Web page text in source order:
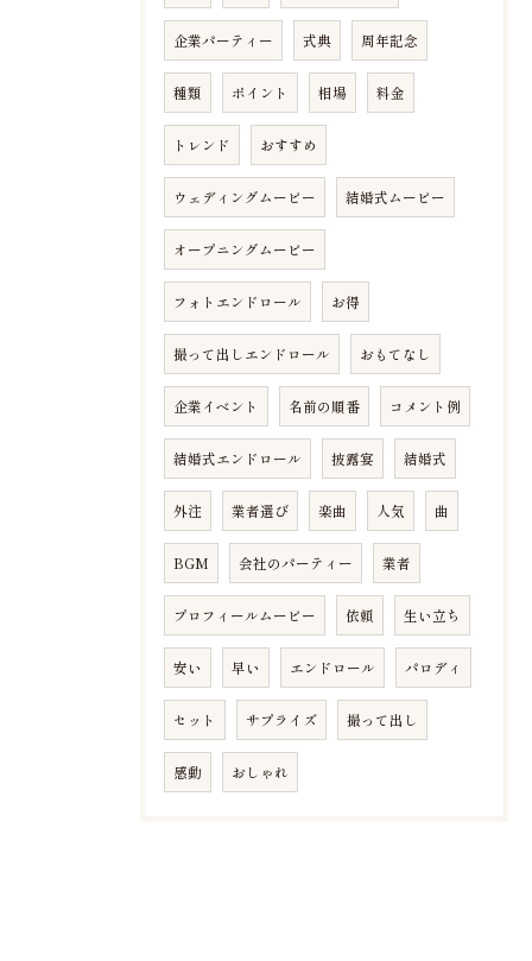
企業パーティー 式典 周年記念
種類 ポイント 相場 料金
トレンド おすすめ
ウェディングムービー 結婚式ムービー
オープニングムービー
フォトエンドロール お得
撮って出しエンドロール おもてなし
企業イベント 名前の順番 コメント例
結婚式エンドロール 披露宴 結婚式
外注 業者選び 楽曲 人気 曲
BGM 会社のパーティー 業者
プロフィールムービー 依頼 生い立ち
安い 早い エンドロール パロディ
セット サプライズ 撮って出し
感動 おしゃれ